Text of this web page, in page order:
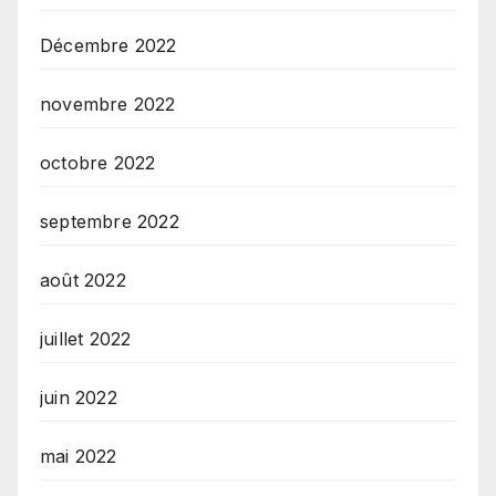
Décembre 2022
novembre 2022
octobre 2022
septembre 2022
août 2022
juillet 2022
juin 2022
mai 2022